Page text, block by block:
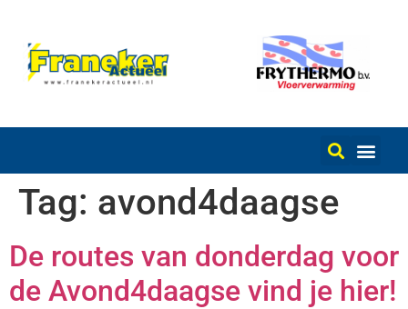
Tag: avond4daagse
De routes van donderdag voor
de Avond4daagse vind je hier!